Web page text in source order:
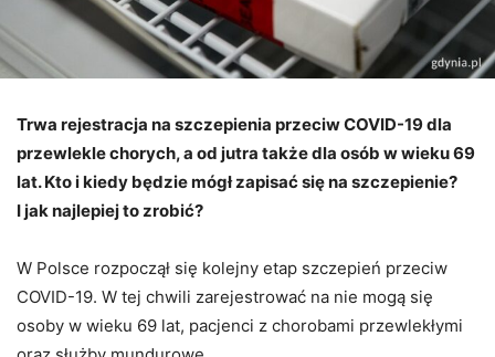
Trwa rejestracja na szczepienia przeciw COVID-19 dla
przewlekle chorych, a od jutra także dla osób w wieku 69
lat. Kto i kiedy będzie mógł zapisać się na szczepienie?
I jak najlepiej to zrobić?
W Polsce rozpoczął się kolejny etap szczepień przeciw
COVID-19. W tej chwili zarejestrować na nie mogą się
osoby w wieku 69 lat, pacjenci z chorobami przewlekłymi